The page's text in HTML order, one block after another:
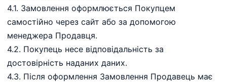
4.1. Замовлення оформлюється Покупцем
самостійно через сайт або за допомогою
менеджера Продавця.
4.2. Покупець несе відповідальність за
достовірність наданих даних.
4.3. Після оформлення Замовлення Продавець має